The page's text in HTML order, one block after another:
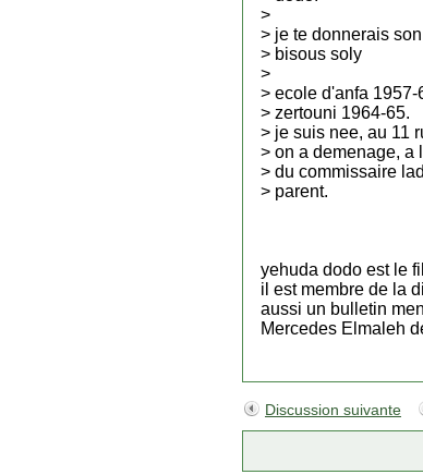
>
> je te donnerais son
> bisous soly
>
> ecole d'anfa
> zertouni 1964-65.
> je suis nee, au 11
> on a demenage, a
> du commissaire
> parent.
yehuda dodo est le
il est membre de la
aussi un bulletin
Mercedes Elmaleh
Discussion suivante